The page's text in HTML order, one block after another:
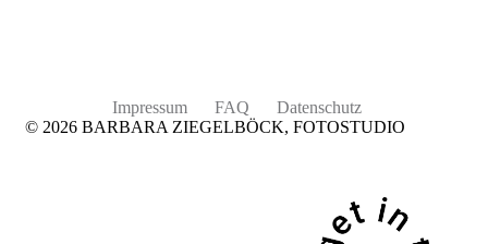
Impressum FAQ
Datenschutz
© 2026 BARBARA ZIEGELBÖCK, FOTOSTUDIO